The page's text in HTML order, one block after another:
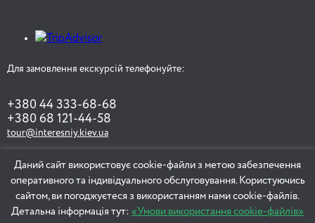
Даний сайт використовує cookie-файли з метою забезпечення
оперативного та індивідуального обслуговування. Користуючись
сайтом, ви погоджуєтеся з використанням нами cookie-файлів.
Детальна інформація тут: «Умови використання cookie-файлів»
Для замовлення екскурсій телефонуйте:
+380 44 333-68-68
+380 68 121-44-58
tour@interesniy.kiev.ua
ЗАМОВИТИ ЕКСКУРСІЮ